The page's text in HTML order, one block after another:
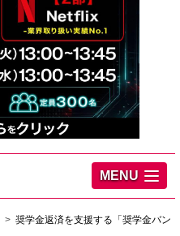
MENU
奨学金返済を支援する「奨学金バン